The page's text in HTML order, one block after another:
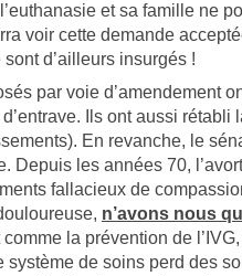
et sa famille ne
voir cette demande
d’ailleurs insurgés !
par voie d’amendement
Ils ont aussi
En revanche, le
Depuis les années 70,
fallacieux de
n’avons nous
la prévention de
système de soins perd des